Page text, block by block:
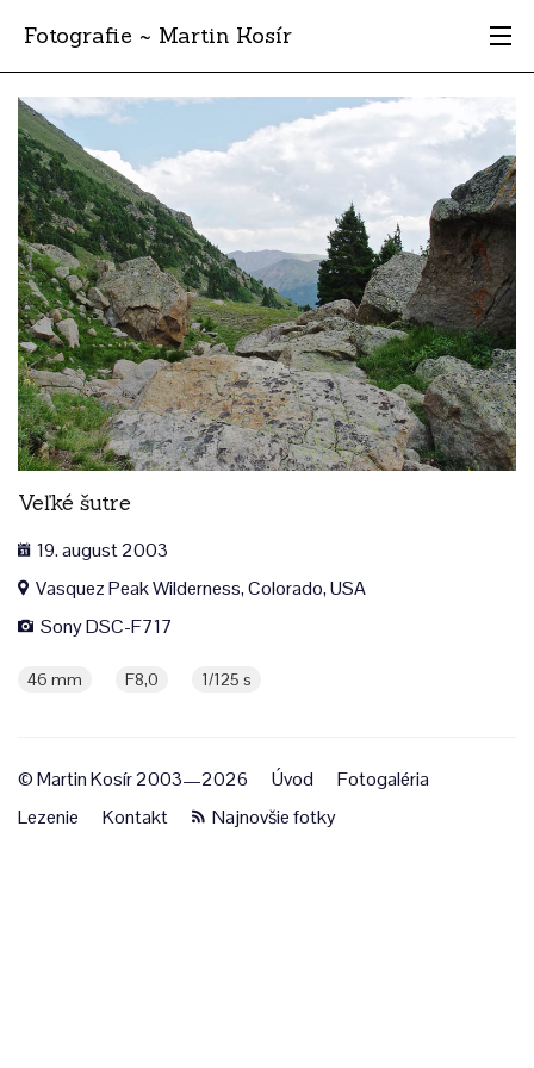
Fotografie ~ Martin Kosír
Moje obľúbené
Albumy
Miesta
Archív
Vyhľadávanie
Veľké šutre
19. august 2003
Vasquez Peak Wilderness, Colorado, USA
Sony DSC-F717
46 mm F8,0 1/125 s
© Martin Kosír 2003—2026 Úvod
Fotogaléria
Lezenie
Kontakt Najnovšie fotky